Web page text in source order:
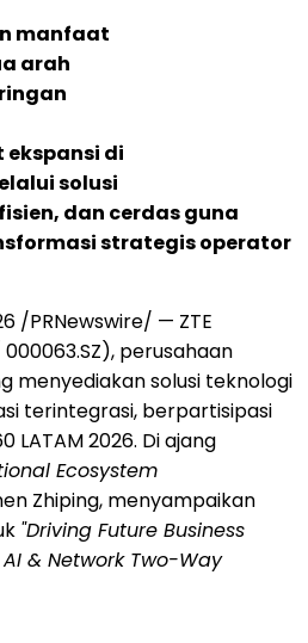
manfaat
arah
ekspansi di
solusi
dan cerdas guna
strategis operator
/PRNewswire/ — ZTE
perusahaan
menyediakan solusi teknologi
terintegrasi, berpartisipasi
LATAM 2026. Di ajang
Ecosystem
Zhiping, menyampaikan
"Driving Future Business
& Network Two-Way